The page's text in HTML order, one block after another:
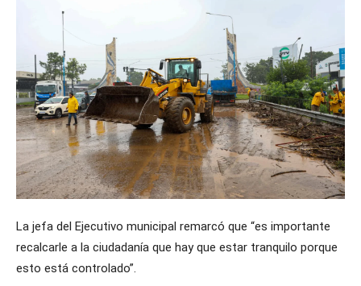
La jefa del Ejecutivo municipal remarcó que “es importante
recalcarle a la ciudadanía que hay que estar tranquilo porque
esto está controlado”.